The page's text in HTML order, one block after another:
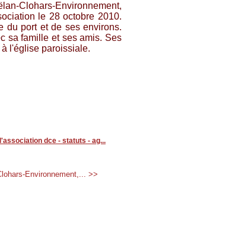
Clohars-Environnement,
le 28 octobre 2010.
du port et de ses environs.
sa famille et ses amis. Ses
l'église paroissiale.
dce - statuts - ag...
Environnement,... >>